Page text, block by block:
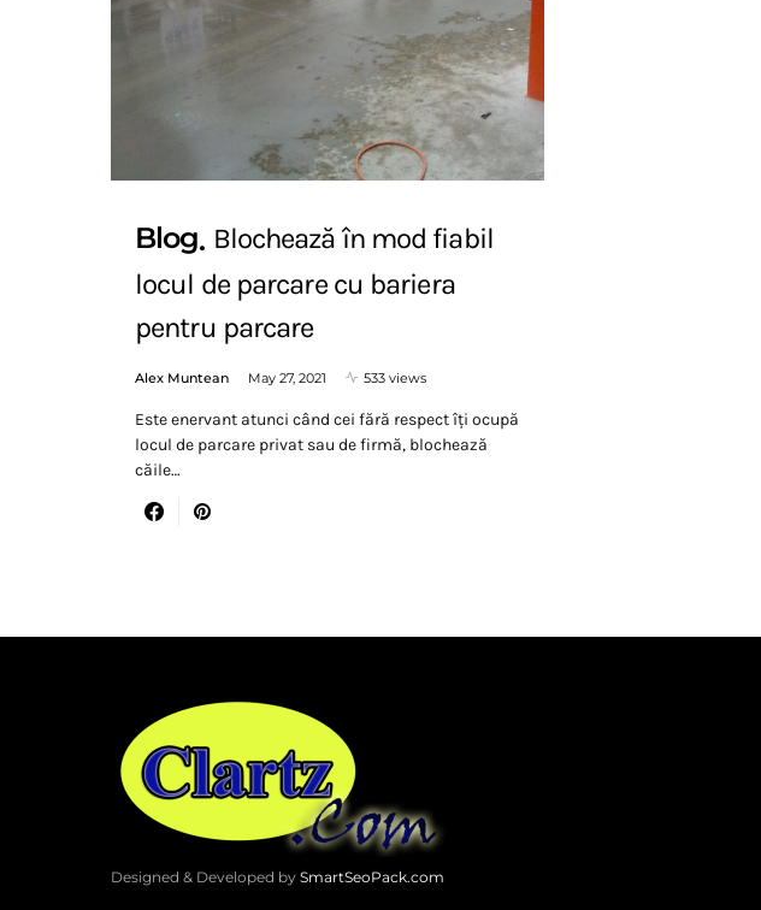
Blog Blochează în mod fiabil
locul de parcare cu bariera
pentru parcare
Alex Muntean May 27, 2021 533 views
Este enervant atunci când cei fără respect îți ocupă
locul de parcare privat sau de firmă, blochează
căile…
Designed & Developed by SmartSeoPack.com